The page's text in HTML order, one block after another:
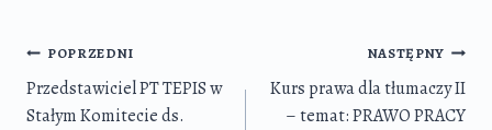
Nawigacja
wpisu
POPRZEDNI
Przedstawiciel PT TEPIS w
Stałym Komitecie ds.
NASTĘPNY
Kurs prawa dla tłumaczy II
– temat: PRAWO PRACY